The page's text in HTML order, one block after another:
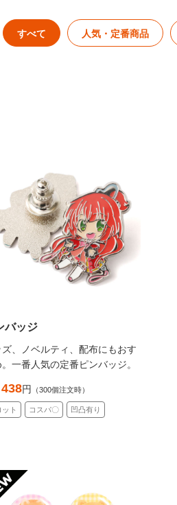
すべて 人気・定番商品
バッジ
ズ、ノベルティ、配布にもおす
一番人気の定番ピンバッジ。
438円 （300個注文時）
ト コスパ〇 凹凸有り